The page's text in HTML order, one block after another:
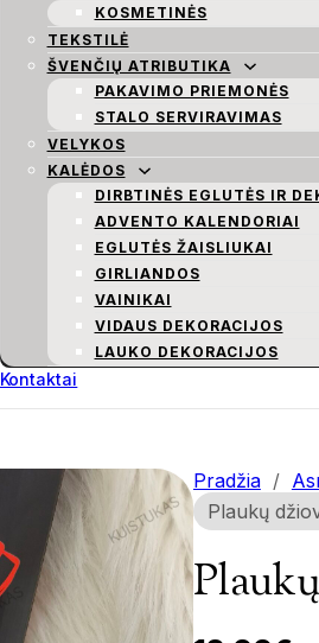
KOSMETINĖS
TEKSTILĖ
ŠVENČIŲ ATRIBUTIKA
PAKAVIMO PRIEMONĖS
STALO SERVIRAVIMAS
VELYKOS
KALĖDOS
DIRBTINĖS EGLUTĖS IR
ADVENTO KALENDORIAI
EGLUTĖS ŽAISLIUKAI
GIRLIANDOS
VAINIKAI
VIDAUS DEKORACIJOS
LAUKO DEKORACIJOS
Kontaktai
Pradžia /
Plaukų